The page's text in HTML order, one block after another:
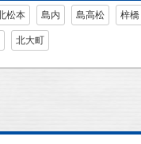
松本 島内 島高松 梓橋
北大町